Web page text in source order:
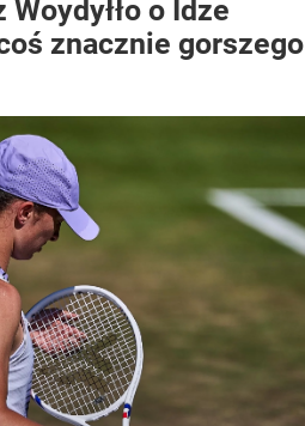
o Idze
znacznie gorszego